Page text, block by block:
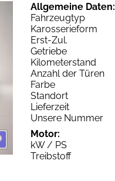
Allgemeine Daten:
Fahrzeugtyp
Karosserieform
Erst-Zul.
Getriebe
Kilometerstand
Anzahl der Türen
Farbe
Standort
Lieferzeit
Unsere Nummer
Motor:
kW / PS
Treibstoff